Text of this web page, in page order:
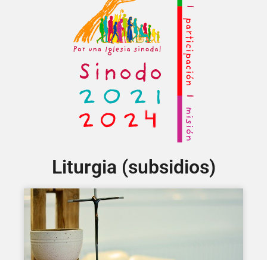
Liturgia (subsidios)